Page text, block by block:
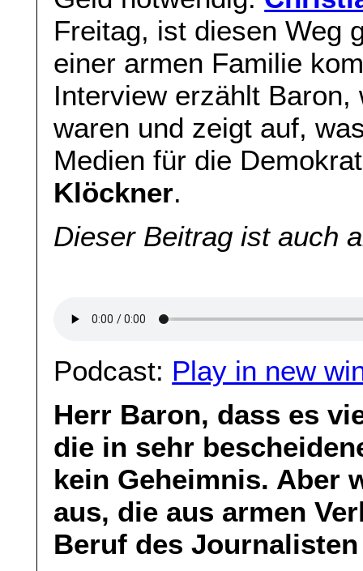
Freitag, ist diesen Weg
einer armen Familie
Interview erzählt
waren und zeigt auf,
Medien für die
Klöckner.
Dieser Beitrag ist auch
Podcast: Play in new
Herr Baron, dass es
die in sehr
kein Geheimnis. Aber
aus, die aus armen
Beruf des